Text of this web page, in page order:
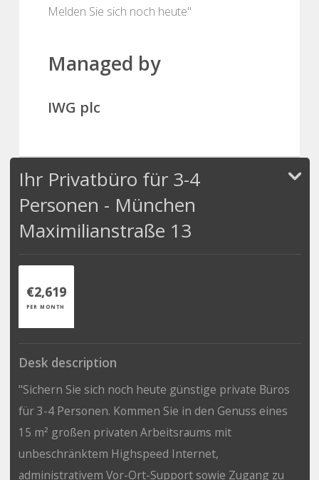
Melden Sie sich noch heute"
Managed by
IWG plc
Ihr Privatbüro für 3-4
Personen - München
Maximilianstraße 13
€2,619
PER MONTH
Desk description
"Sichern Sie sich noch heute günstige private Büros
für 3-4 Personen. Kommen Sie in den Genuss eines
15 m² großen privaten Arbeitsraums mit
unbeschränktem Highspeed Internet,
administrativem Vor-Ort-Support sowie Zugang zu